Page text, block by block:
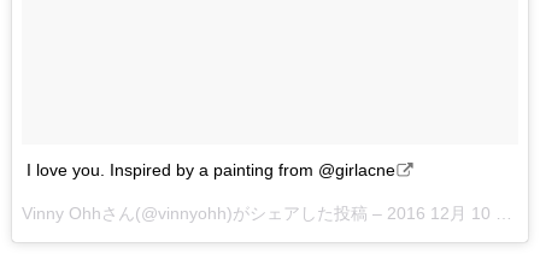
I love you. Inspired by a painting from @girlacne
Vinny Ohhさん(@vinnyohh)がシェアした投稿 – 2016 12月 10 2:15午後 PST